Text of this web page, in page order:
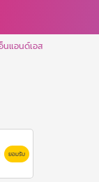
นแอนด์เอส
ยอมรับ